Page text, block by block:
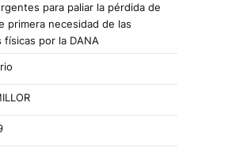
para paliar la pérdida de
primera necesidad de las
físicas por la DANA